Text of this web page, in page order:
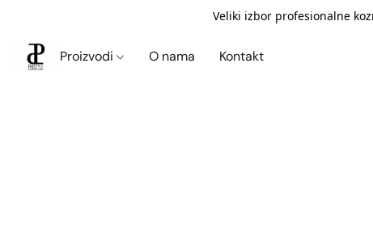
Veliki izbor profesionalne
Proizvodi O nama Kontakt